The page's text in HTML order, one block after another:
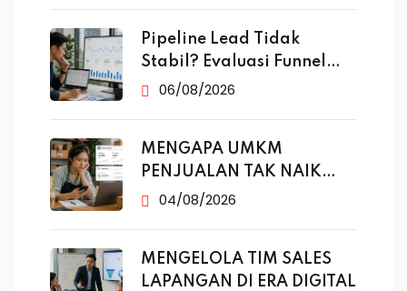
Pipeline Lead Tidak
Stabil? Evaluasi Funnel
Marketing
06/08/2026
MENGAPA UMKM
PENJUALAN TAK NAIK
MESKI SUDAH
04/08/2026
MENGELOLA TIM SALES
LAPANGAN DI ERA DIGITAL